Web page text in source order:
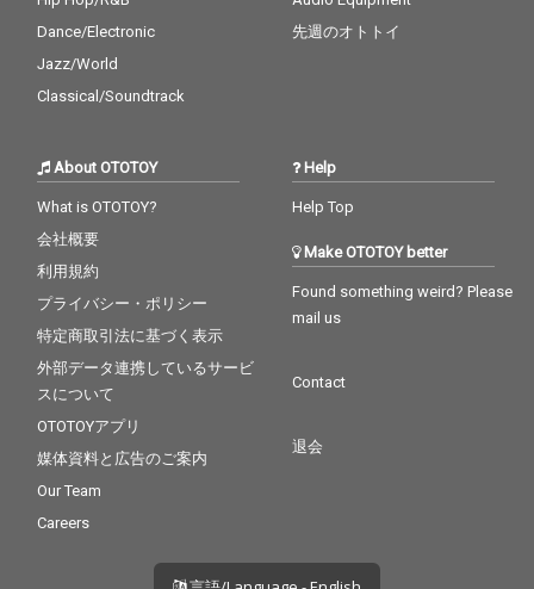
Dance/Electronic
Jazz/World
Classical/Soundtrack
先週のオトトイ
About OTOTOY
What is OTOTOY?
会社概要
利用規約
プライバシー・ポリシー
特定商取引法に基づく表示
外部データ連携しているサービ
スについて
OTOTOYアプリ
媒体資料と広告のご案内
Our Team
Careers
Help
Help Top
Make OTOTOY better
Found something weird? Please
mail us
Contact
退会